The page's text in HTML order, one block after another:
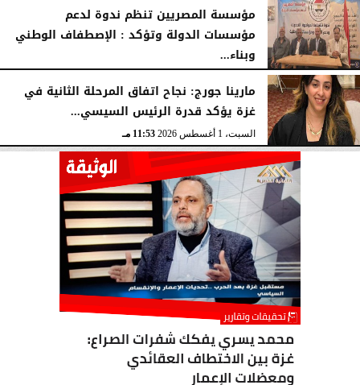
مؤسسة المصريين تنظم ندوة لدعم
مؤسسات الدولة وتؤكد : الإصطفاف الوطني
وبناء...
الأحد، 2 أغسطس 2026 10:20 صـ
مارينا جورج: نجاح اتفاق المرحلة الثانية في
غزة يؤكد قدرة الرئيس السيسي...
السبت، 1 أغسطس 2026 11:53 مـ